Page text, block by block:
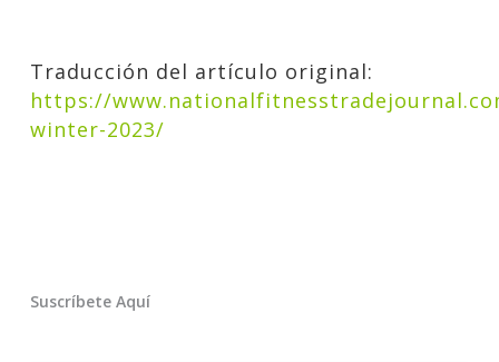
Traducción del artículo original:
https://
winter-2023/
Suscríbete Aquí